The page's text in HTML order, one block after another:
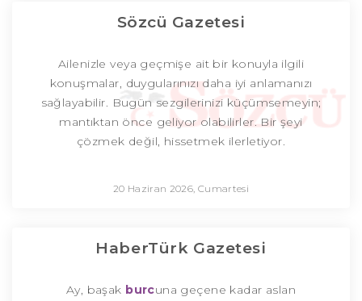
Sözcü Gazetesi
Ailenizle veya geçmişe ait bir konuyla ilgili
konuşmalar, duygularınızı daha iyi anlamanızı
sağlayabilir. Bugün sezgilerinizi küçümsemeyin;
mantıktan önce geliyor olabilirler. Bir şeyi
çözmek değil, hissetmek ilerletiyor.
20 Haziran 2026, Cumartesi
HaberTürk Gazetesi
Ay, başak burcuna geçene kadar aslan